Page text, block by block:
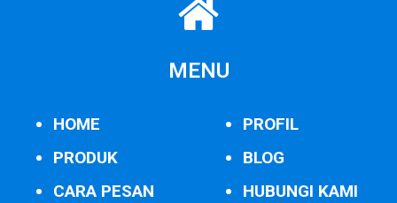
MENU
HOME
PRODUK
CARA PESAN
PROFIL
BLOG
HUBUNGI KAMI